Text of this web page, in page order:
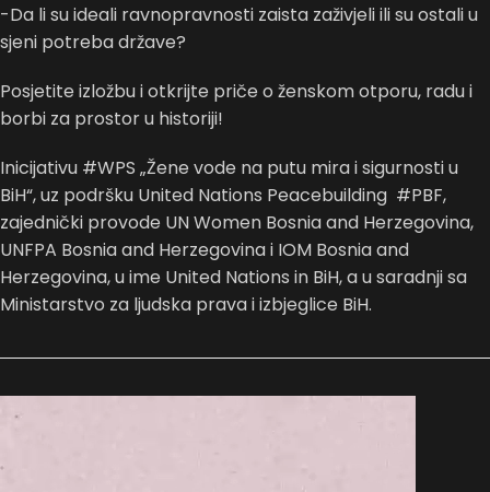
-Da li su ideali ravnopravnosti zaista zaživjeli ili su ostali u
sjeni potreba države?
Posjetite izložbu i otkrijte priče o ženskom otporu, radu i
borbi za prostor u historiji!
Inicijativu #WPS „Žene vode na putu mira i sigurnosti u
BiH“, uz podršku United Nations Peacebuilding #PBF,
zajednički provode UN Women Bosnia and Herzegovina,
UNFPA Bosnia and Herzegovina i IOM Bosnia and
Herzegovina, u ime United Nations in BiH, a u saradnji sa
Ministarstvo za ljudska prava i izbjeglice BiH.